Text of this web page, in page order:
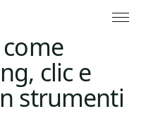
clic e
strumenti